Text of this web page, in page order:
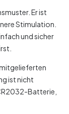
Er ist
Stimulation.
und sicher
ist nicht
Batterie,